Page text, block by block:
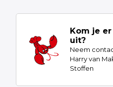
Kom je
uit?
Neem
Harry van
Stoffen